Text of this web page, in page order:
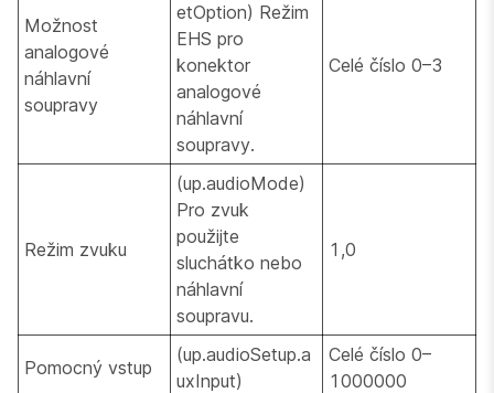
Možnost
analogové
náhlavní
soupravy
etOption) Režim
EHS pro
konektor
analogové
náhlavní
soupravy.
Celé číslo 0–3
Režim zvuku
(up.audioMode)
Pro zvuk
použijte
sluchátko nebo
náhlavní
soupravu.
1,0
Pomocný vstup
(up.audioSetup.a
uxInput)
Celé číslo 0–
1000000